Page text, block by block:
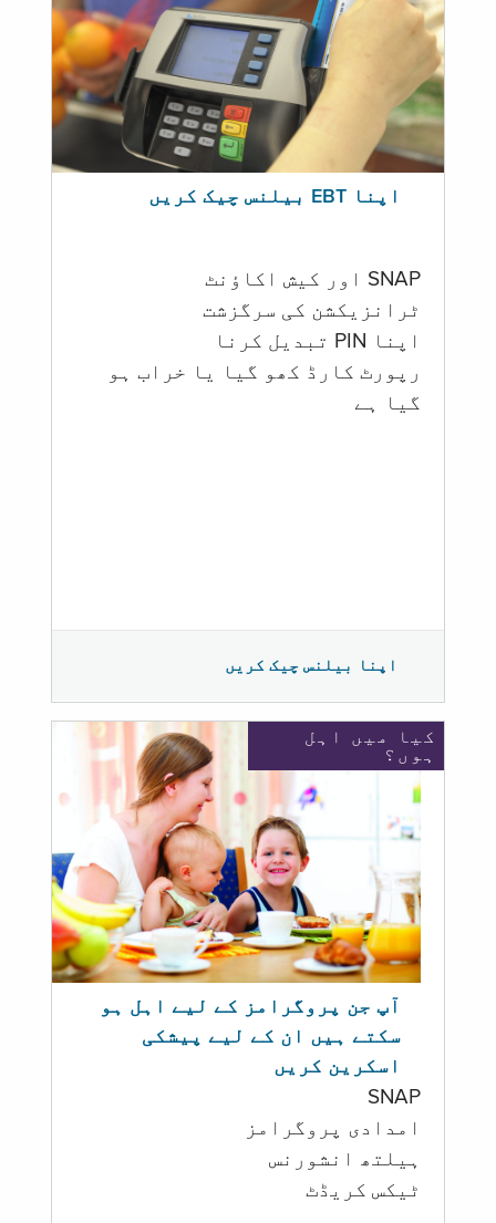
اپنا EBT بیلنس چیک کریں
SNAP اور کیش اکاؤنٹ
ٹرانزیکشن کی سرگزشت
اپنا PIN تبدیل کرنا
رپورٹ کارڈ کھو گیا یا خراب ہو
گيا ہے
اپنا بیلنس چیک کریں
کیا میں اہل
ہوں؟
آپ جن پروگرامز کے لیے اہل ہو
سکتے ہیں ان کے لیے پیشکی
اسکرین کریں
SNAP
امدادی پروگرامز
‏ہیلتھ انشورنس
ٹیکس کریڈٹ